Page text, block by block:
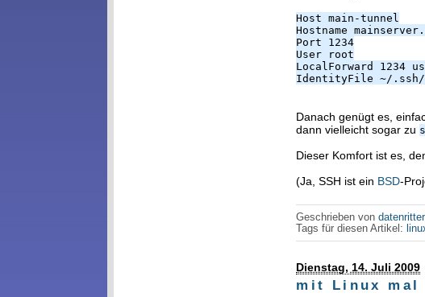
Host main-tunnel
Hostname
Port 1234
User root
LocalForward 1234
IdentityFile ~/.ssh/
Danach genügt es,
dann vielleicht sogar zu
Dieser Komfort ist es,
(Ja, SSH ist ein BSD-
Geschrieben vondatenritter
Tags für diesen Artikel:
Dienstag, 14. Juli 2009
mit Linux mal